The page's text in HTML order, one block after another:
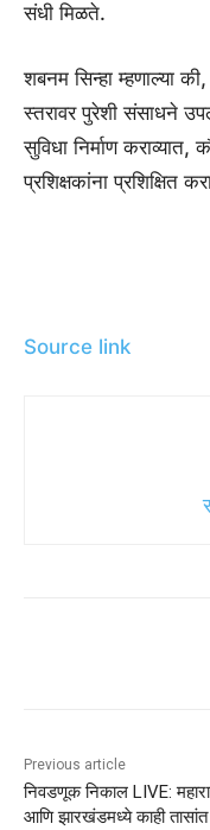
संधी मिळते.
शबनम सिन्हा म्हणाल्या
स्तरावर पुरेशी संसाधने
सुविधा निर्माण
प्रशिक्षकांना प्रशिक्षित
Source link
Previous article
निवडणूक निकाल LIVE:
आणि झारखंडमध्ये काही तासांत